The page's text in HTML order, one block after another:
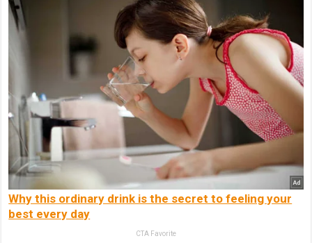
Why this ordinary drink is the secret to feeling your
best every day
CTA Favorite